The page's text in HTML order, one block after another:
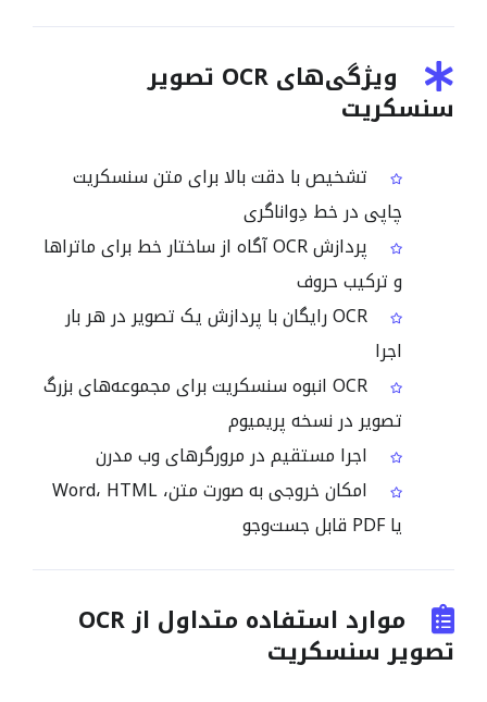
ویژگی‌های OCR تصویر
سنسکریت
تشخیص با دقت بالا برای متن سنسکریت
چاپی در خط دِواناگری
پردازش OCR آگاه از ساختار خط برای ماتراها
و ترکیب حروف
OCR رایگان با پردازش یک تصویر در هر بار
اجرا
OCR انبوه سنسکریت برای مجموعه‌های بزرگ
تصویر در نسخه پریمیوم
اجرا مستقیم در مرورگرهای وب مدرن
امکان خروجی به صورت متن، Word، HTML
یا PDF قابل جست‌وجو
موارد استفاده متداول از OCR
تصویر سنسکریت